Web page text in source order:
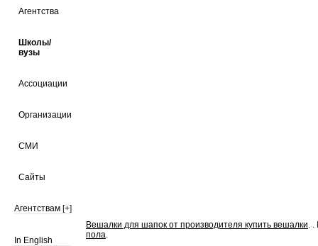
Агентства
Школы/
вузы
Ассоциации
Организации
СМИ
Сайты
Агентствам [+]
In English
Вешалки для шапок от производителя купить вешалки. .
пола.